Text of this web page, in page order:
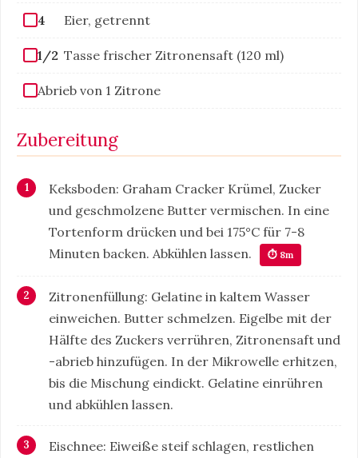
4 Eier, getrennt
1/2 Tasse frischer Zitronensaft (120 ml)
Abrieb von 1 Zitrone
Zubereitung
Keksboden: Graham Cracker Krümel, Zucker
und geschmolzene Butter vermischen. In eine
Tortenform drücken und bei 175°C für 7-8
Minuten backen. Abkühlen lassen.
⏱ 8m
Zitronenfüllung: Gelatine in kaltem Wasser
einweichen. Butter schmelzen. Eigelbe mit der
Hälfte des Zuckers verrühren, Zitronensaft und
-abrieb hinzufügen. In der Mikrowelle erhitzen,
bis die Mischung eindickt. Gelatine einrühren
und abkühlen lassen.
Eischnee: Eiweiße steif schlagen, restlichen